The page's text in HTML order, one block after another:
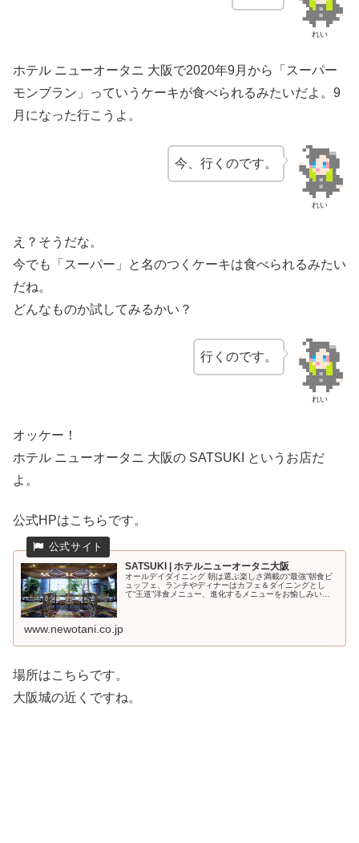
れい
ホテル ニューオータニ 大阪で2020年9月から「スーパー
モンブラン」っていうケーキが食べられるみたいだよ。9
月になった行こうよ。
れい
今、行くのです。
え？そうだな。
今でも「スーパー」と名のつくケーキは食べられるみたい
だね。
どんなものか試してみるかい？
れい
行くのです。
オッケー！
ホテル ニューオータニ 大阪の SATSUKI というお店だ
よ。
公式HPはこちらです。
SATSUKI | ホテルニューオータニ大阪
オールデイダイニング 朝は選ぶ楽しさ満載の“最強”朝食ビ
ュッフェ、ランチやディナーはカフェ＆ダイニングとし
て“王道”洋食メニュー、進化するメニューをお愉しみいた
www.newotani.co.jp
場所はこちらです。
大阪城の近くですね。